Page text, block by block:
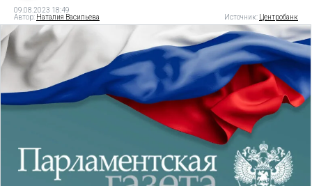
09.08.2023 18:49
Автор: Наталия Васильева Источник: Центробанк